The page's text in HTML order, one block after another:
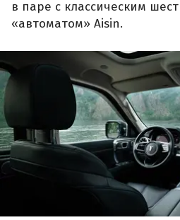
в паре с классическим
«автоматом» Aisin.